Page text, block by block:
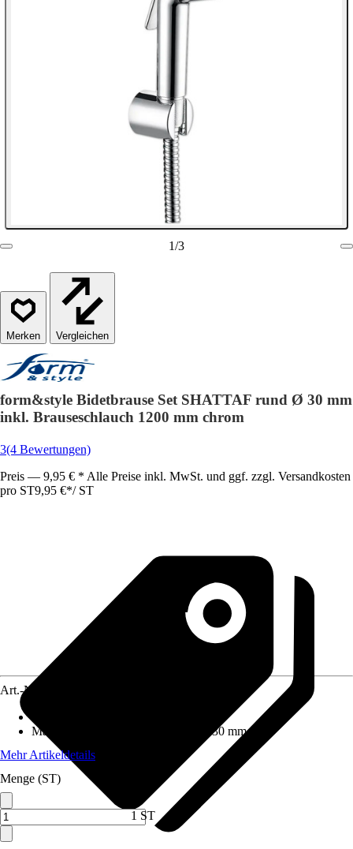
1/3
Vergleichen
form&style Bidetbrause Set SHATTAF rund Ø 30 mm
inkl. Brauseschlauch 1200 mm chrom
3(4 Bewertungen)
Preis — 9,95 € * Alle Preise inkl. MwSt. und ggf. zzgl. Versandkosten
pro ST9,95 €*/ ST
Art.-Nr.
Maße Duschkopf (LxB)
120 mm x 30 mm
Mehr Artikeldetails
Menge (ST)
1 ST